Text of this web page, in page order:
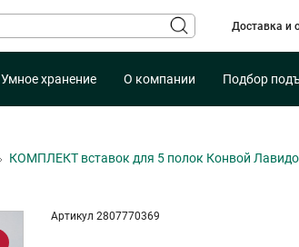
Доставка и
Умное хранение О компании Подбор
КОМПЛЕКТ вставок для 5 полок Конвой
Артикул 2807770369